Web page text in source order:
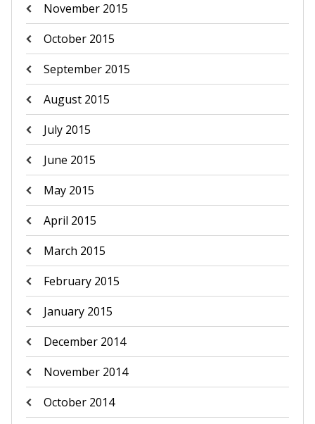
November 2015
October 2015
September 2015
August 2015
July 2015
June 2015
May 2015
April 2015
March 2015
February 2015
January 2015
December 2014
November 2014
October 2014